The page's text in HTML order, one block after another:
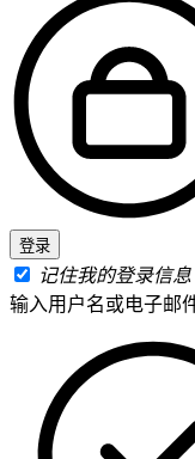
记住我的登录信息
输入用户名或电子邮